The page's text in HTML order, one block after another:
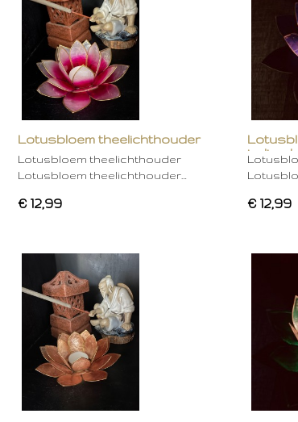
Lotusbloem theelichthouder
rose
Lotusbloem theelichthouder
Lotusbloem theelichthouder…
€ 12,99
indigo
€ 12,99